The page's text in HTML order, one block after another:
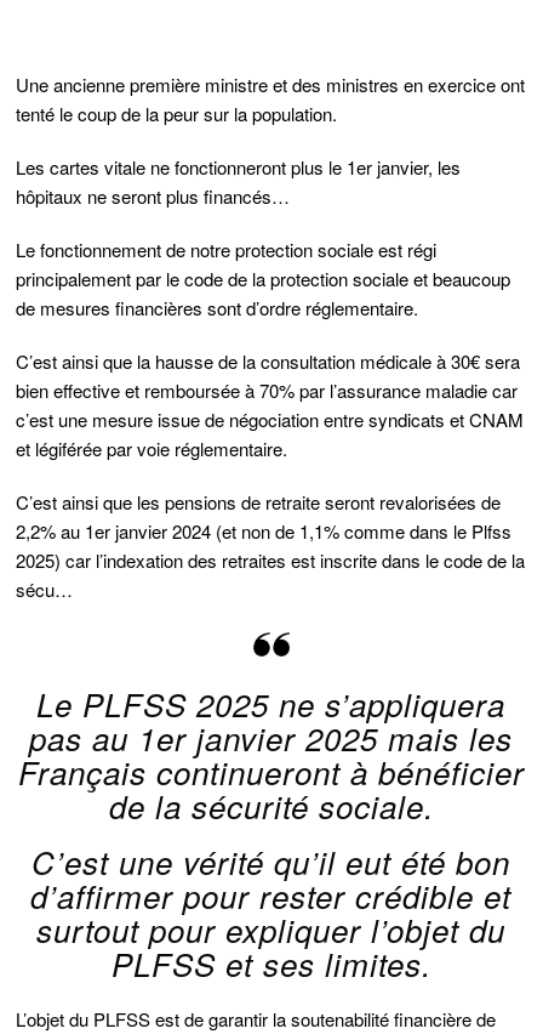
Une ancienne première ministre et des ministres en exercice ont
tenté le coup de la peur sur la population.
Les cartes vitale ne fonctionneront plus le 1er janvier, les
hôpitaux ne seront plus financés…
Le fonctionnement de notre protection sociale est régi
principalement par le code de la protection sociale et beaucoup
de mesures financières sont d’ordre réglementaire.
C’est ainsi que la hausse de la consultation médicale à 30€ sera
bien effective et remboursée à 70% par l’assurance maladie car
c’est une mesure issue de négociation entre syndicats et CNAM
et légiférée par voie réglementaire.
C’est ainsi que les pensions de retraite seront revalorisées de
2,2% au 1er janvier 2024 (et non de 1,1% comme dans le Plfss
2025) car l’indexation des retraites est inscrite dans le code de la
sécu…
Le PLFSS 2025 ne s’appliquera
pas au 1er janvier 2025 mais les
Français continueront à bénéficier
de la sécurité sociale.
C’est une vérité qu’il eut été bon
d’affirmer pour rester crédible et
surtout pour expliquer l’objet du
PLFSS et ses limites.
L’objet du PLFSS est de garantir la soutenabilité financière de